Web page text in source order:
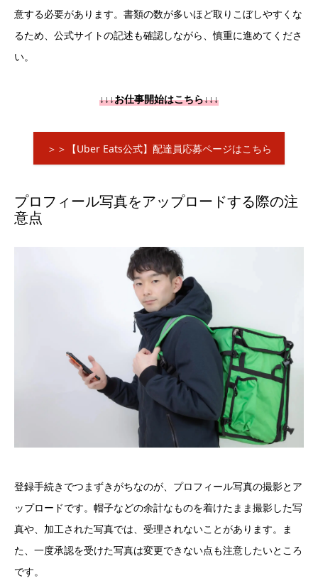
意する必要があります。書類の数が多いほど取りこぼしやすくな
るため、公式サイトの記述も確認しながら、慎重に進めてくださ
い。
↓↓↓お仕事開始はこちら↓↓↓
＞＞【Uber Eats公式】配達員応募ページはこちら
プロフィール写真をアップロードする際の注
意点
登録手続きでつまずきがちなのが、プロフィール写真の撮影とア
ップロードです。帽子などの余計なものを着けたまま撮影した写
真や、加工された写真では、受理されないことがあります。ま
た、一度承認を受けた写真は変更できない点も注意したいところ
です。